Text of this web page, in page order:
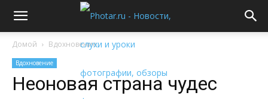
Домой Вдохновение
Вдохновение
Неоновая страна чудес